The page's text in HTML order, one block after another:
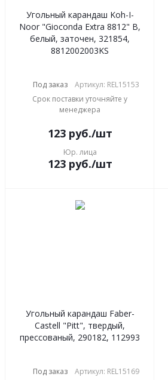
Угольный карандаш Koh-I-
Noor "Gioconda Extra 8812" B,
белый, заточен, 321854,
8812002003KS
Под заказ
Артикул: REL15153
Срок поставки уточняйте у
менеджера
123руб./шт
Юр. лица
123руб./шт
Угольный карандаш Faber-
Castell "Pitt", твердый,
прессованый, 290182, 112993
Под заказ
Артикул: REL15169